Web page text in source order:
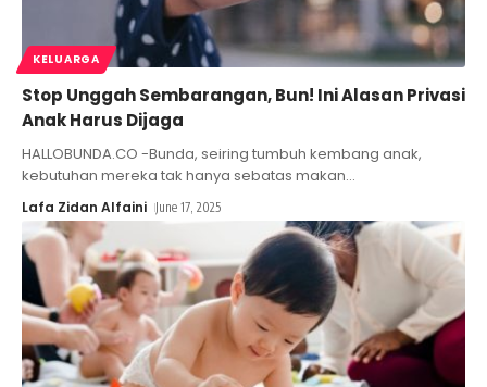
KELUARGA
Stop Unggah Sembarangan, Bun! Ini Alasan Privasi
Anak Harus Dijaga
HALLOBUNDA.CO -Bunda, seiring tumbuh kembang anak,
kebutuhan mereka tak hanya sebatas makan…
Lafa Zidan Alfaini June 17, 2025